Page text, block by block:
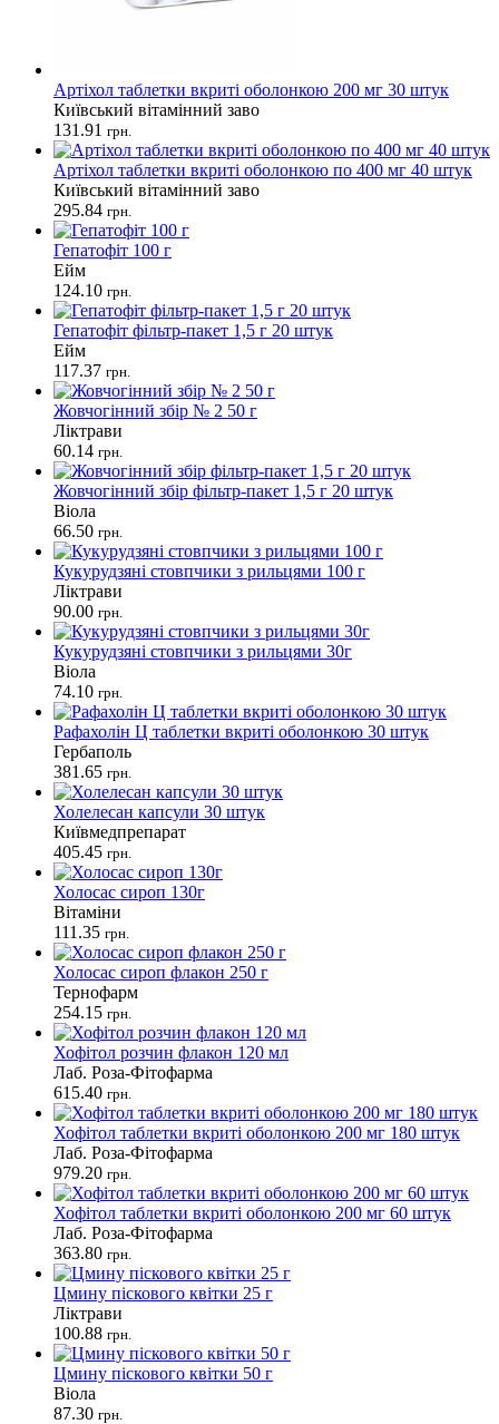
Артіхол таблетки вкриті оболонкою 200 мг 30 штук
Київський вітамінний заво
131.91 грн.
Артіхол таблетки вкриті оболонкою по 400 мг 40 штук
Київський вітамінний заво
295.84 грн.
Гепатофіт 100 г
Ейм
124.10 грн.
Гепатофіт фільтр-пакет 1,5 г 20 штук
Ейм
117.37 грн.
Жовчогінний збір № 2 50 г
Ліктрави
60.14 грн.
Жовчогінний збір фільтр-пакет 1,5 г 20 штук
Віола
66.50 грн.
Кукурудзяні стовпчики з рильцями 100 г
Ліктрави
90.00 грн.
Кукурудзяні стовпчики з рильцями 30г
Віола
74.10 грн.
Рафахолін Ц таблетки вкриті оболонкою 30 штук
Гербаполь
381.65 грн.
Холелесан капсули 30 штук
Київмедпрепарат
405.45 грн.
Холосас сироп 130г
Вітаміни
111.35 грн.
Холосас сироп флакон 250 г
Тернофарм
254.15 грн.
Хофітол розчин флакон 120 мл
Лаб. Роза-Фітофарма
615.40 грн.
Хофітол таблетки вкриті оболонкою 200 мг 180 штук
Лаб. Роза-Фітофарма
979.20 грн.
Хофітол таблетки вкриті оболонкою 200 мг 60 штук
Лаб. Роза-Фітофарма
363.80 грн.
Цмину піскового квітки 25 г
Ліктрави
100.88 грн.
Цмину піскового квітки 50 г
Віола
87.30 грн.